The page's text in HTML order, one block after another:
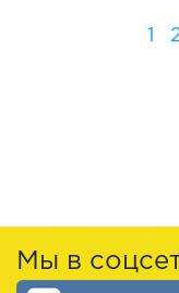
Мы в